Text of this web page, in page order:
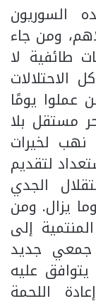
السوريون
ومن جاء
طائفية لا
الاحتلالات
عملوا يومًا
مستقل بلا
نهب لخيرات
لتقديم
الجدي
يزال. ومن
إلى
جمعي جديد
عليه
اللحمة